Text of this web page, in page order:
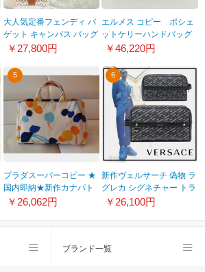
大人気定番フェンディ バ
ゲット キャンバス バッグ
コピー/刺繍
￥27,800円
エルメス コピー ポシェ
ットケリーハンドバッグ
クロコダイル HR11238
￥46,220円
5
プラダスーパーコピー ★
国内即納★新作カナパト
ート★BN1872
￥26,062円
6
新作ヴェルサーチ 偽物 ラ
グレカ シグネチャー トラ
ベル ポーチ 1006266
￥26,100円
ブランド一覧